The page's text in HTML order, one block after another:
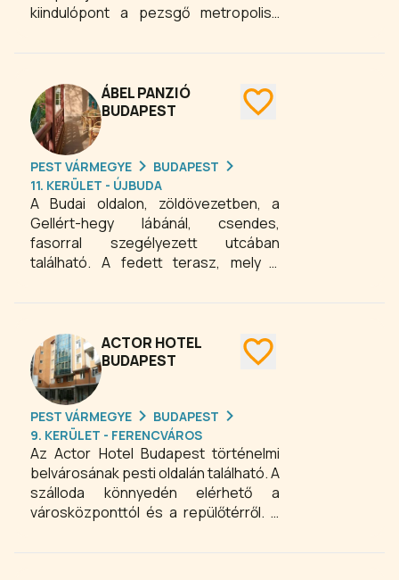
kiindulópont a pezsgő metropolisz
114 modern egy-, két-, vagy
összesen 412 ággyal áll
rendelkezésre.
ÁBEL PANZIÓ
BUDAPEST
PEST VÁRMEGYE
BUDAPEST
11. KERÜLET - ÚJBUDA
A Budai oldalon, zöldövezetben, a
Gellért-hegy lábánál, csendes,
fasorral szegélyezett utcában
található. A fedett terasz, mely a
kellemes hely kávézáshoz,
régi szecessziós vaskorlát vezet le,
ahol a fák árnyékában, kényelmes
teak-fa kertibútorok várják a
vendégeket. Minden szobában
Internet (WiFi) és légkondicionáló
található. A falakat híres magyar
kortárs festők képei díszítik. Néhány
szoba erkély illetve balkon is tartozik,
melyek a kertre, vagy az utcai fasorra
nyílnak.
ACTOR HOTEL
BUDAPEST
PEST VÁRMEGYE
BUDAPEST
9. KERÜLET - FERENCVÁROS
Az Actor Hotel Budapest történelmi
belvárosának pesti oldalán található. A
szálloda könnyedén elérhető a
városközponttól és a repülőtérről. A
és villamos vonalak biztosítják a kitűnő